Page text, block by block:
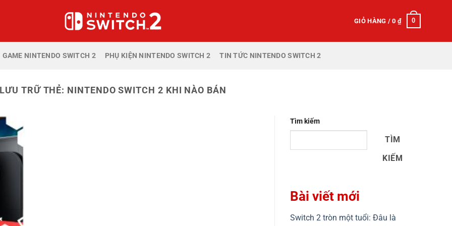
GIỎ HÀNG /0 ₫ 0
GAME NINTENDO SWITCH 2 PHỤ KIỆN NINTENDO SWITCH 2 TIN TỨC NINTENDO SWITCH 2
LƯU TRỮ THẺ: NINTENDO SWITCH 2 KHI NÀO BÁN
Tìm kiếm
TÌM
KIẾM
Bài viết mới
Switch 2 tròn một tuổi: Đâu là